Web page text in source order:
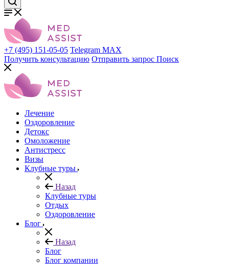
+7 (495) 151-05-05 Telegram MAX
Получить консультацию Отправить запрос Поиск
Лечение
Оздоровление
Детокс
Омоложение
Антистресс
Визы
Клубные туры
Назад
Клубные туры
Отдых
Оздоровление
Блог
Назад
Блог
Блог компании